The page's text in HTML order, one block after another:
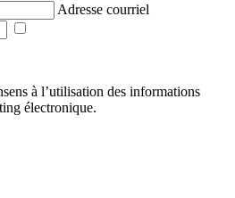
Adresse courriel
à l’utilisation des informations
électronique.